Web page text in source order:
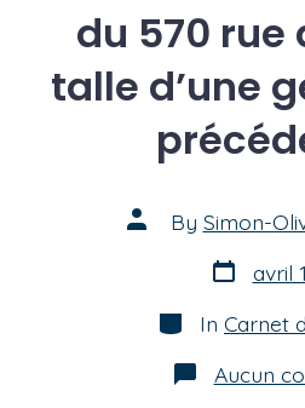
du 570 rue
talle d’une
Post
author
By Simon-
Post
date
avril
Categories
In Carnet
Aucun